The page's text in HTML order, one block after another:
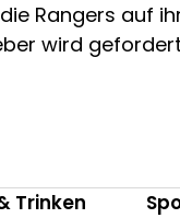
Rangers auf
wird
Trinken